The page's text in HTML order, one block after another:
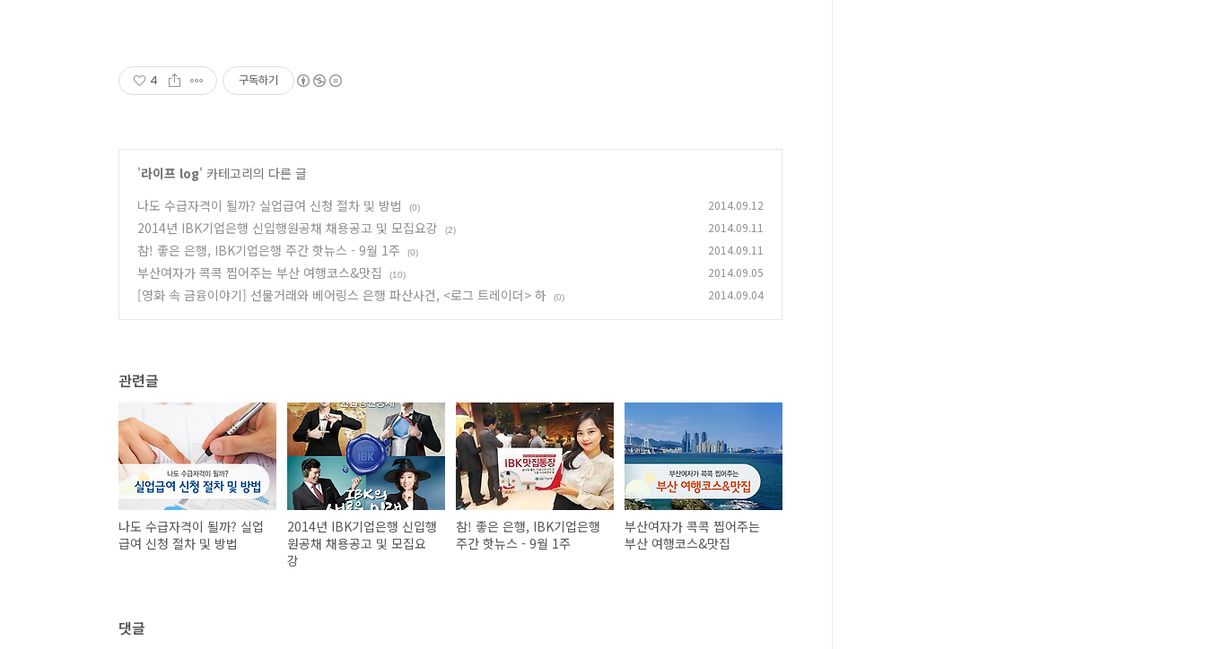
4 구독하기
'라이프 log' 카테고리의 다른 글
나도 수급자격이 될까? 실업급여 신청 절차 및 방법
(0) 2014.09.12
2014년 IBK기업은행 신입행원공채 채용공고 및 모집요강 (2) 2014.09.11
참! 좋은 은행, IBK기업은행 주간 핫뉴스 - 9월 1주 (0) 2014.09.11
부산여자가 콕콕 찝어주는 부산 여행코스&맛집 (10) 2014.09.05
[영화 속 금융이야기] 선물거래와 베어링스 은행 파산사건, <로그 트레이더> 하 (0) 2014.09.04
관련글
나도 수급자격이 될까? 실업
급여 신청 절차 및 방법
2014년 IBK기업은행 신입행
원공채 채용공고 및 모집요
강
참! 좋은 은행, IBK기업은행
주간 핫뉴스 - 9월 1주
부산여자가 콕콕 찝어주는
부산 여행코스&맛집
댓글